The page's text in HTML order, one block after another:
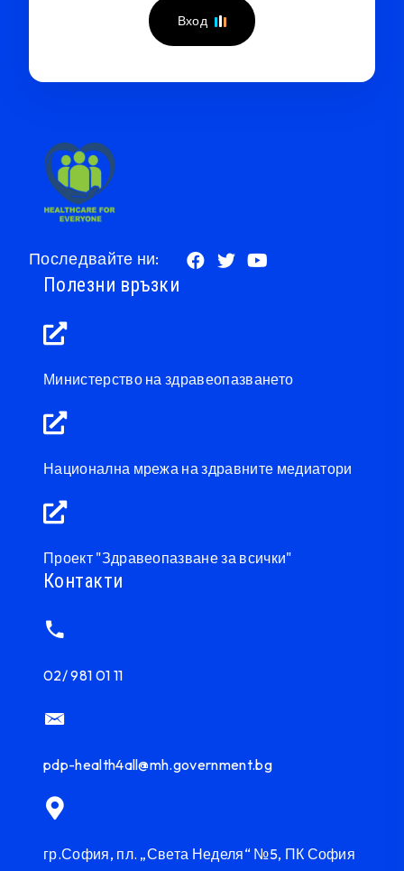
Вход
Последвайте ни:
Полезни връзки
Министерство на здравеопазването
Национална мрежа на здравните медиатори
Проект "Здравеопазване за всички"
Контакти
02/ 981 01 11
pdp-health4all@mh.government.bg
гр.София, пл. „Света Неделя“ №5, ПК София